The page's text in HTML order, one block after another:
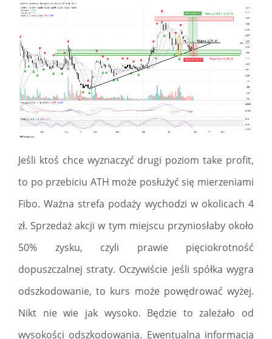
Jeśli ktoś chce wyznaczyć drugi poziom take profit,
to po przebiciu ATH może posłużyć się mierzeniami
Fibo. Ważna strefa podaży wychodzi w okolicach 4
zł. Sprzedaż akcji w tym miejscu przyniosłaby około
50% zysku, czyli prawie pięciokrotność
dopuszczalnej straty. Oczywiście jeśli spółka wygra
odszkodowanie, to kurs może powędrować wyżej.
Nikt nie wie jak wysoko. Będzie to zależało od
wysokości odszkodowania. Ewentualna informacja